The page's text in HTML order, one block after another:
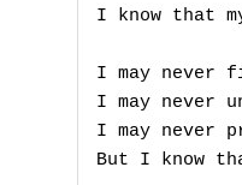
I know that
I may never
I may never
I may never
But I know